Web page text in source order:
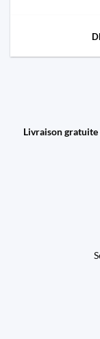
Livraison gratuite